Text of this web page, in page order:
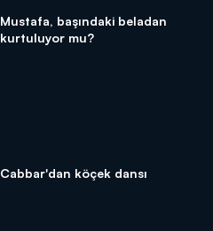
Mustafa, başındaki beladan
kurtuluyor mu?
Cabbar'dan köçek dansı